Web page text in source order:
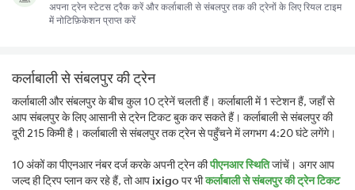
अपना ट्रेन स्टेटस ट्रैक करें और कर्लाबाली से संबलपुर तक की ट्रेनों के लिए रियल टाइम
में नोटिफ़िकेशन प्राप्त करें
कर्लाबाली से संबलपुर की ट्रेन
कर्लाबाली और संबलपुर के बीच कुल 10 ट्रेनें चलती हैं। कर्लाबाली में 1 स्टेशन हैं, जहाँ से
आप संबलपुर के लिए आसानी से ट्रेन टिकट बुक कर सकते हैं। कर्लाबाली से संबलपुर की
दूरी 215 किमी है। कर्लाबाली से संबलपुर तक ट्रेन से पहुँचने में लगभग 4:20 घंटे लगेंगे।
10 अंकों का पीएनआर नंबर दर्ज करके अपनी ट्रेन कीपीएनआर स्थितिजांचें। अगर आप
जल्द ही ट्रिप प्लान कर रहे हैं, तो आपixigoपर भीकर्लाबाली से संबलपुर की ट्रेन टिकट